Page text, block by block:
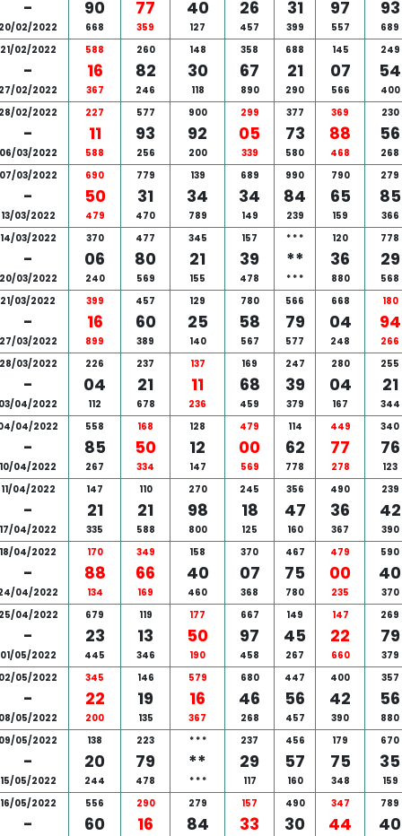
-
02/2022
90
668
77
359
40
127
26
457
31
399
97
557
93
689
21/02/2022
-
02/2022
588
16
367
260
82
246
148
30
118
358
67
890
688
21
290
145
07
566
249
54
400
02/2022
-
03/2022
227
11
588
577
93
256
900
92
200
299
05
339
377
73
580
369
88
468
230
56
268
03/2022
-
13/03/2022
690
50
479
779
31
470
139
34
789
689
34
149
990
84
239
790
65
159
279
85
366
14/03/2022
-
03/2022
370
06
240
477
80
569
345
21
155
157
39
478
* * *
**
* * *
120
36
880
778
29
568
21/03/2022
-
03/2022
399
16
899
457
60
389
129
25
140
780
58
567
566
79
577
668
04
248
180
94
266
03/2022
-
04/2022
226
04
112
237
21
678
137
11
236
169
68
459
247
39
379
280
04
167
255
21
344
04/2022
-
10/04/2022
558
85
267
168
50
334
128
12
147
479
00
569
114
62
778
449
77
278
340
76
123
11/04/2022
-
17/04/2022
147
21
335
110
21
588
270
98
800
245
18
125
356
47
160
490
36
367
239
42
390
18/04/2022
-
04/2022
170
88
134
349
66
169
158
40
460
370
07
368
467
75
780
479
00
235
590
40
370
04/2022
-
01/05/2022
679
23
445
119
13
346
177
50
190
667
97
458
149
45
267
147
22
660
269
79
379
05/2022
-
05/2022
345
22
200
146
19
135
579
16
367
680
46
268
447
56
457
400
42
390
357
56
880
05/2022
-
15/05/2022
138
20
244
223
79
478
* * *
**
* * *
237
29
117
456
57
160
179
75
348
670
35
159
16/05/2022
-
556
60
290
16
279
84
157
33
490
30
347
44
789
40